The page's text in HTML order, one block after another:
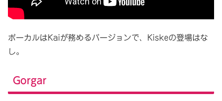
ボーカルはKaiが務めるバージョンで、Kiskeの登場はな
し。
Gorgar